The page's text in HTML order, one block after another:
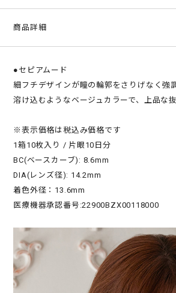
商品詳細
●セピアムード
細フチデザインが瞳の輪郭をさりげなく強
溶け込むようなベージュカラーで、上品な
※表示価格は税込み価格です
1箱10枚入り / 片眼10日分
BC(ベースカーブ): 8.6mm
DIA(レンズ径): 14.2mm
着色外径：13.6mm
医療機器承認番号:22900BZX00118000